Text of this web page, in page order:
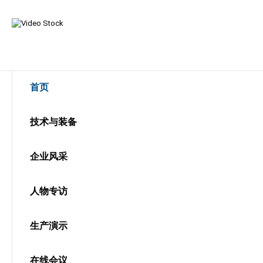
首页
技术与装备
企业风采
人物专访
生产演示
在线会议